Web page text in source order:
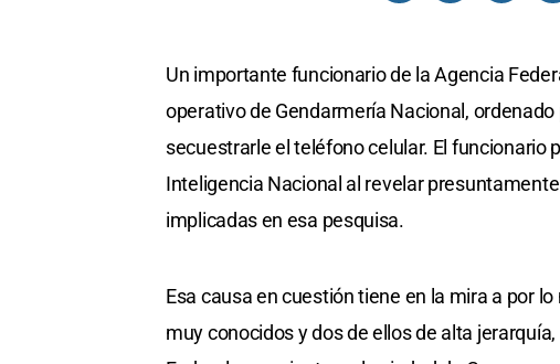
Un importante funcionario de la Agencia
operativo de Gendarmería Nacional,
secuestrarle el teléfono celular. El funcionario
Inteligencia Nacional al revelar
implicadas en esa pesquisa.
Esa causa en cuestión tiene en la mira a por
muy conocidos y dos de ellos de alta